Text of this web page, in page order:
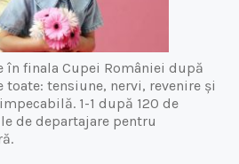
în finala Cupei României după
toate: tensiune, nervi, revenire și
1-1 după 120 de
de departajare pentru